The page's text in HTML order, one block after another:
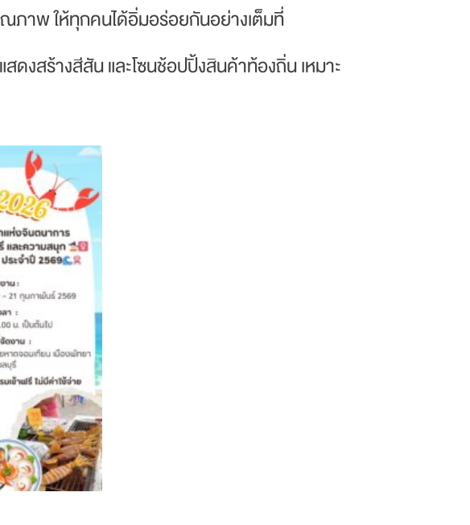
ภาพ ให้ทุกคนได้อิ่มอร่อยกันอย่างเต็มที่
ดงสร้างสีสัน และโซนช้อปปิ้งสินค้าท้องถิ่น เหมาะ